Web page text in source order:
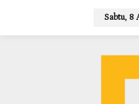
Sabtu, 8